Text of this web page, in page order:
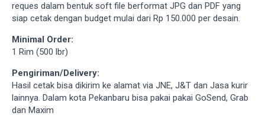
reques dalam bentuk soft file berformat JPG dan PDF yang
siap cetak dengan budget mulai dari Rp 150.000 per desain.
Minimal Order:
1 Rim (500 lbr)
Pengiriman/Delivery:
Hasil cetak bisa dikirim ke alamat via JNE, J&T dan Jasa kurir
lainnya. Dalam kota Pekanbaru bisa pakai pakai GoSend, Grab
dan Maxim